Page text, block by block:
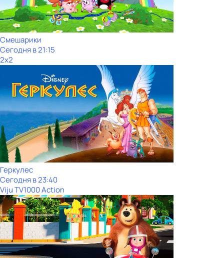
Смешарики
Сегодня в 21:15
2x2
Геркулес
Сегодня в 23:40
Viju TV1000 Action